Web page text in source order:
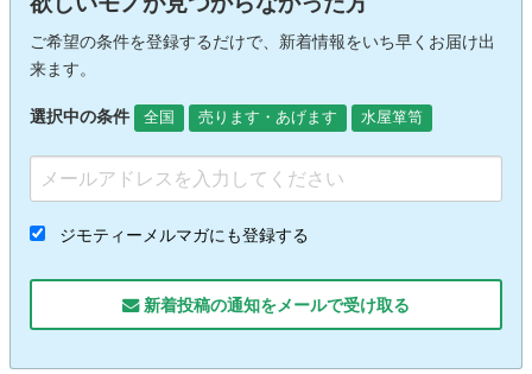
ご希望の条件を登録するだけで、新着情報をいち早くお届け出
来ます。
選択中の条件 全国 売ります・あげます 水屋箪笥
ジモティーメルマガにも登録する
新着投稿の通知をメールで受け取る